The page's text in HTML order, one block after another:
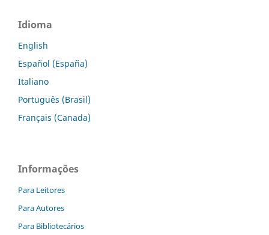
Idioma
English
Español (España)
Italiano
Português (Brasil)
Français (Canada)
Informações
Para Leitores
Para Autores
Para Bibliotecários